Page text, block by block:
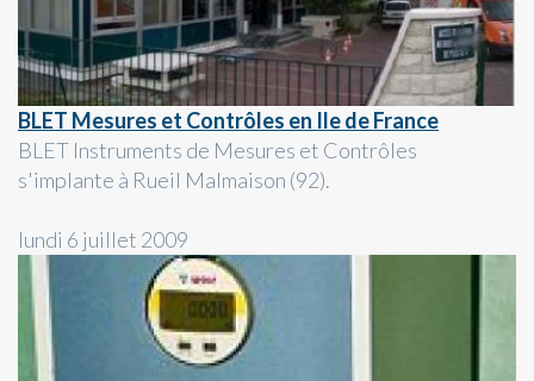
BLET Mesures et Contrôles en Ile de France
BLET Instruments de Mesures et Contrôles
s'implante à Rueil Malmaison (92).
lundi 6 juillet 2009